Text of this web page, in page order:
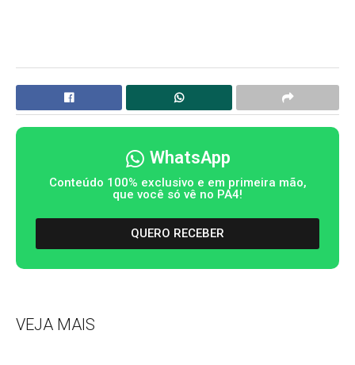
WhatsApp
Conteúdo 100% exclusivo e em primeira mão,
que você só vê no PA4!
QUERO RECEBER
VEJA MAIS